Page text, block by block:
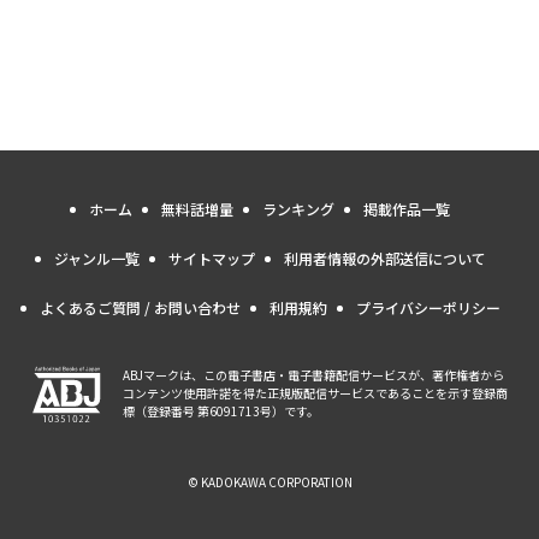
ホーム 無料話増量 ランキング 掲載作品一覧
ジャンル一覧 サイトマップ 利用者情報の外部送信について
よくあるご質問 / お問い合わせ 利用規約 プライバシーポリシー
ABJマークは、この電子書店・電子書籍配信サービスが、著作権者から
コンテンツ使用許諾を得た正規版配信サービスであることを示す登録商
標（登録番号 第6091713号）です。
© KADOKAWA CORPORATION